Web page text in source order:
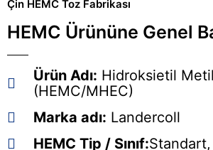
Çin HEMC Toz Fabrikası
HEMC Ürününe Genel
Ürün Adı: Hidroksietil
(HEMC/MHEC)
Marka adı: Landercoll
HEMC Tip / Sınıf: